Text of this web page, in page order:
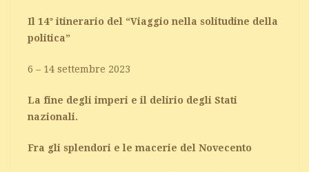
Il 14° itinerario del “Viaggio nella solitudine della
politica”
6 – 14 settembre 2023
La fine degli imperi e il delirio degli Stati
nazionali.
Fra gli splendori e le macerie del Novecento